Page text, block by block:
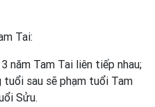
Tai:
năm Tam Tai liên tiếp nhau;
sau sẽ phạm tuổi Tam
Sửu.